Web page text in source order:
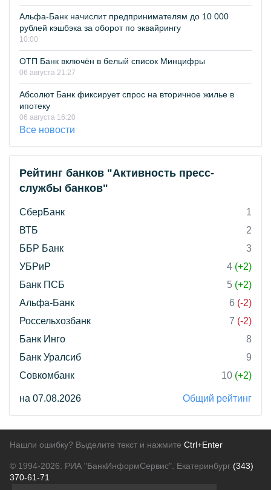
Альфа-Банк начислит предпринимателям до 10 000
рублей кэшбэка за оборот по эквайрингу
10:00
ОТП Банк включён в белый список Минцифры
06 августа 21:27
Абсолют Банк фиксирует спрос на вторичное жилье в
ипотеку
06 августа 16:20
Все новости
Рейтинг банков "Активность пресс-
службы банков"
СберБанк
1
ВТБ
2
ББР Банк
3
УБРиР
4 (+2)
Банк ПСБ
5 (+2)
Альфа-Банк
6 (-2)
Россельхозбанк
7 (-2)
Банк Инго
8
Банк Уралсиб
9
Совкомбанк
10 (+2)
на 07.08.2026 Общий рейтинг
Нашли ошибку? Выделите текст и нажмите Ctrl+Enter
© 1994-2026. РИА "БанкИнформСервис". Екатеринбург (343)
370-61-71